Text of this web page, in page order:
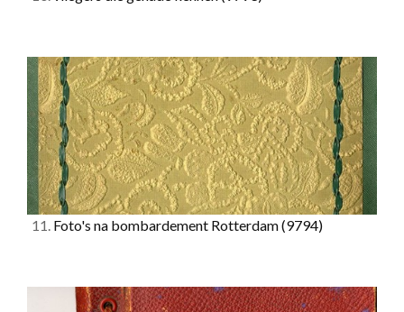
11. Foto's na bombardement Rotterdam(9794)